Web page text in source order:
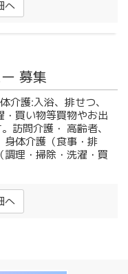
へ
募集
介護:入浴、排せつ、
買い物等買物やお出
訪問介護・ 高齢者、
身体介護（食事・排
理・掃除・洗濯・買
へ